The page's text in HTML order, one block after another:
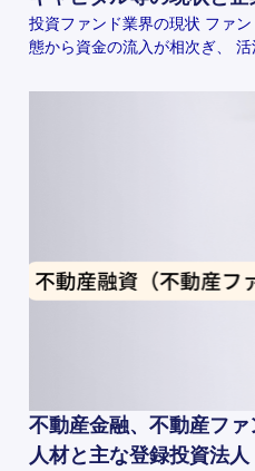
投資ファンド業界の現状 ファ
態から資金の流入が相次ぎ、
不動産金融、不動産フ
人材と主な登録投資法人